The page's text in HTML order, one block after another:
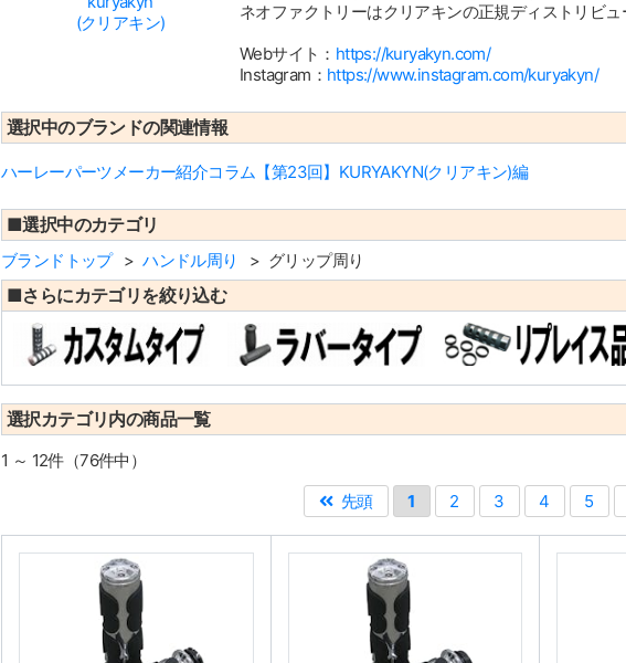
(クリアキン)
ネオファクトリーはクリアキンの正規ディストリビュ
Webサイト： https://kuryakyn.com/
Instagram： https://www.instagram.com/kuryakyn/
選択中のブランドの関連情報
ハーレーパーツメーカー紹介コラム【第23回】KURYAKYN(クリアキン)編
■選択中のカテゴリ
ブランドトップ ハンドル周り グリップ周り
■さらにカテゴリを絞り込む
選択カテゴリ内の商品一覧
1 ～ 12件（76件中）
先頭
1 2 3 4 5